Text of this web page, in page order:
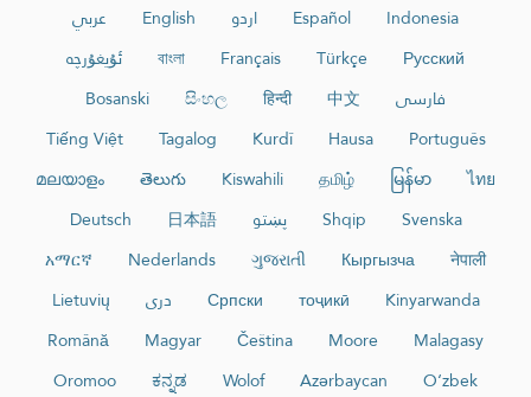
عربي English اردو Español
Indonesia
ئۇيغۇرچە
বাংলা Français Türkçe
Русский
Bosanski
සිංහල हिन्दी 中文
فارسی
Tiếng Việt
Tagalog Kurdî Hausa
Português
മലയാളം
తెలుగు Kiswahili தமிழ் မြန်မာ
ไทย
Deutsch
日本語 پښتو Shqip
Svenska
አማርኛ
Nederlands ગુજરાતી Кыргызча
नेपाली
Lietuvių
دری Српски тоҷикӣ
Kinyarwanda
Română
Magyar Čeština Moore
Malagasy
Oromoo
ಕನ್ನಡ Wolof Azərbaycan
O‘zbek